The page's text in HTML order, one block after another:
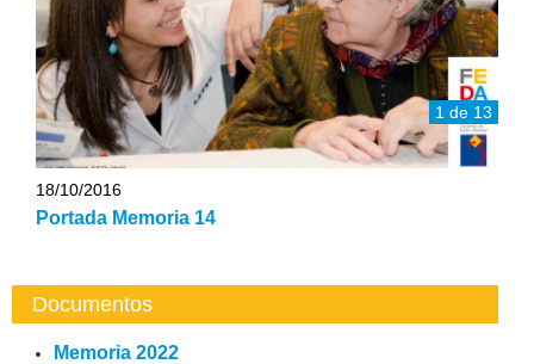
1 de 13
18/10/2016
Portada Memoria 14
Documentos
Memoria 2022